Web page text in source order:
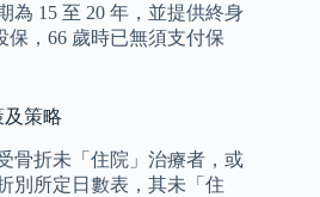
為 15 至 20 年，並提供終身
保，66 歲時已無須支付保
策略
骨折未「住院」治療者，或
別所定日數表，其未「住